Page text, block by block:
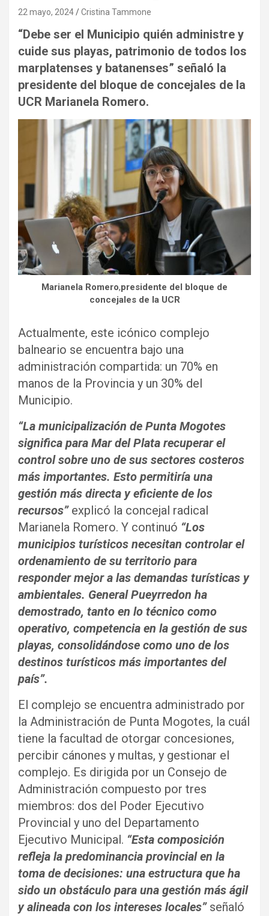
22 mayo, 2024 Cristina Tammone
“Debe ser el Municipio quién administre y
cuide sus playas, patrimonio de todos los
marplatenses y batanenses” señaló la
presidente del bloque de concejales de la
UCR Marianela Romero.
Marianela Romero,presidente del bloque de
concejales de la UCR
Actualmente, este icónico complejo
balneario se encuentra bajo una
administración compartida: un 70% en
manos de la Provincia y un 30% del
Municipio.
“La municipalización de Punta Mogotes
significa para Mar del Plata recuperar el
control sobre uno de sus sectores costeros
más importantes. Esto permitiría una
gestión más directa y eficiente de los
recursos” explicó la concejal radical
Marianela Romero. Y continuó “Los
municipios turísticos necesitan controlar el
ordenamiento de su territorio para
responder mejor a las demandas turísticas y
ambientales. General Pueyrredon ha
demostrado, tanto en lo técnico como
operativo, competencia en la gestión de sus
playas, consolidándose como uno de los
destinos turísticos más importantes del
país”.
El complejo se encuentra administrado por
la Administración de Punta Mogotes, la cuál
tiene la facultad de otorgar concesiones,
percibir cánones y multas, y gestionar el
complejo. Es dirigida por un Consejo de
Administración compuesto por tres
miembros: dos del Poder Ejecutivo
Provincial y uno del Departamento
Ejecutivo Municipal. “Esta composición
refleja la predominancia provincial en la
toma de decisiones: una estructura que ha
sido un obstáculo para una gestión más ágil
y alineada con los intereses locales” señaló